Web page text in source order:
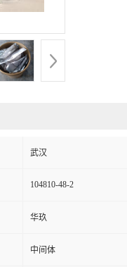
武汉
104810-48-2
华玖
中间体